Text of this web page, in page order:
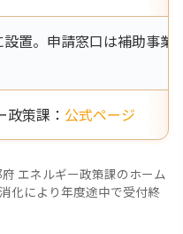
置。申請窓口は補助事業
策課： 公式ページ
エネルギー政策課のホーム
化により年度途中で受付終